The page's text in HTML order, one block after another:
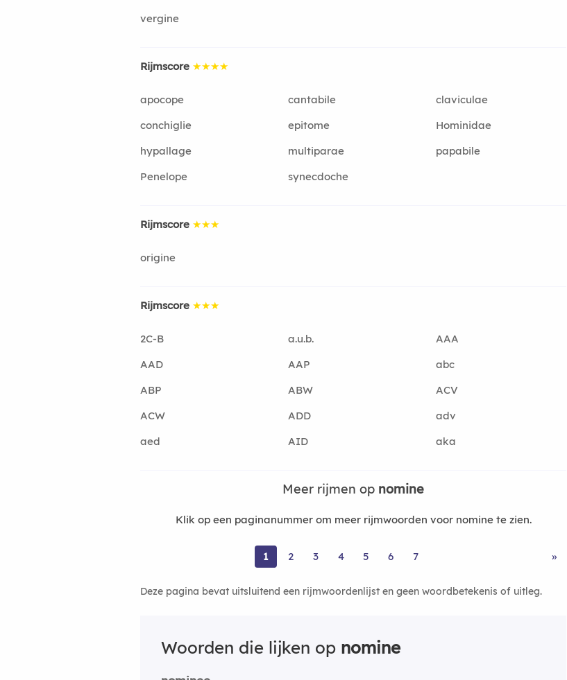
vergine
Rijmscore ★★★★
apocope cantabile
claviculae
conchiglie
epitome
Hominidae
hypallage
multiparae
papabile
Penelope
synecdoche
Rijmscore ★★★
origine
Rijmscore ★★★
2C-B a.u.b.
AAA
AAD
AAP
abc
ABP
ABW
ACV
ACW
ADD
adv
aed
AID aka
Meer rijmen op nomine
Klik op een paginanummer om meer rijmwoorden voor nomine te zien.
1 2 3 4 5 6 7 »
Deze pagina bevat uitsluitend een rijmwoordenlijst en geen woordbetekenis of uitleg.
Woorden die lijken op nomine